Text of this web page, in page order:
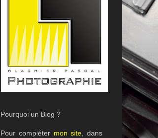
Pourquoi un Blog ?
Pour compléter mon site , dans